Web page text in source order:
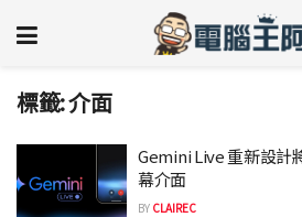
標籤:介面
Gemini Live 重新設計
幕介面
BY CLAIREC